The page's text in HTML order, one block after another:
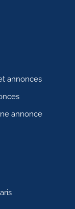
annonces
annonce